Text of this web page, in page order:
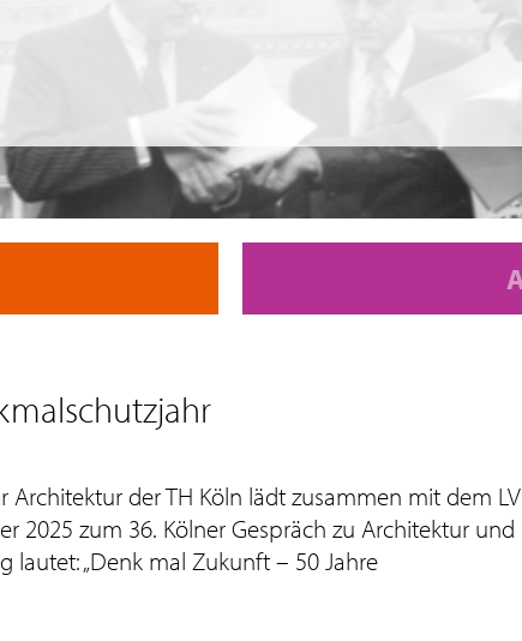
der TH Köln lädt zusammen mit dem
2025 zum 36. Kölner Gespräch zu Architektur und
lautet: „Denk mal Zukunft – 50 Jahre